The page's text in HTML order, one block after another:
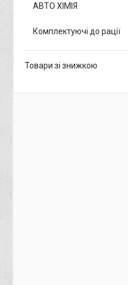
АВТО ХІМІЯ
Комплектуючі до рації
Товари зі знижкою